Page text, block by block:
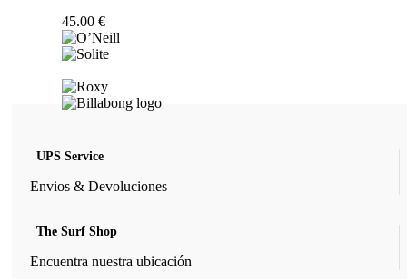
45.00 €
UPS Service
Envios & Devoluciones
The Surf Shop
Encuentra nuestra ubicación